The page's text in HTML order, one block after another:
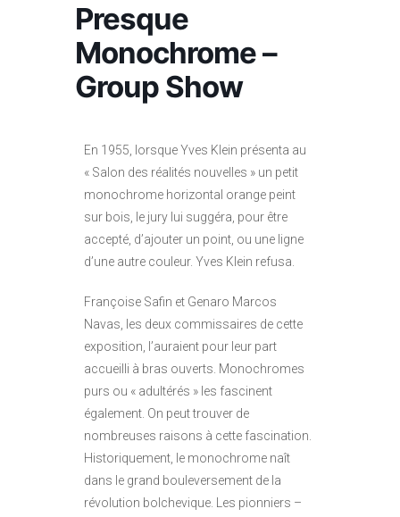
Presque
Monochrome –
Group Show
En 1955, lorsque Yves Klein présenta au
« Salon des réalités nouvelles » un petit
monochrome horizontal orange peint
sur bois, le jury lui suggéra, pour être
accepté, d’ajouter un point, ou une ligne
d’une autre couleur. Yves Klein refusa.
Françoise Safin et Genaro Marcos
Navas, les deux commissaires de cette
exposition, l’auraient pour leur part
accueilli à bras ouverts. Monochromes
purs ou « adultérés » les fascinent
également. On peut trouver de
nombreuses raisons à cette fascination.
Historiquement, le monochrome naît
dans le grand bouleversement de la
révolution bolchevique. Les pionniers –